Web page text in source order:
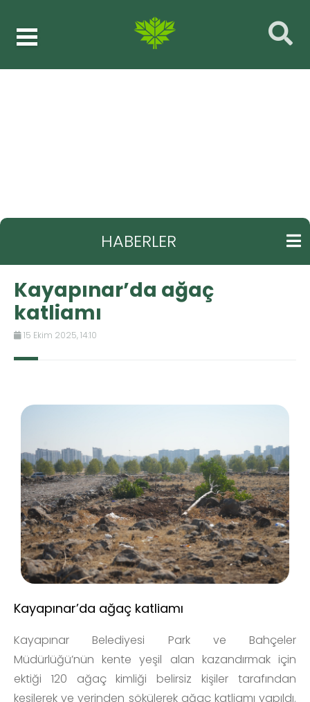
HABERLER
Kayapınar’da ağaç
katliamı
15 Ekim 2025, 14:10
Kayapınar’da ağaç katliamı
Kayapınar Belediyesi Park ve Bahçeler
Müdürlüğü’nün kente yeşil alan kazandırmak için
ektiği 120 ağaç kimliği belirsiz kişiler tarafından
kesilerek ve yerinden sökülerek ağaç katliamı yapıldı.